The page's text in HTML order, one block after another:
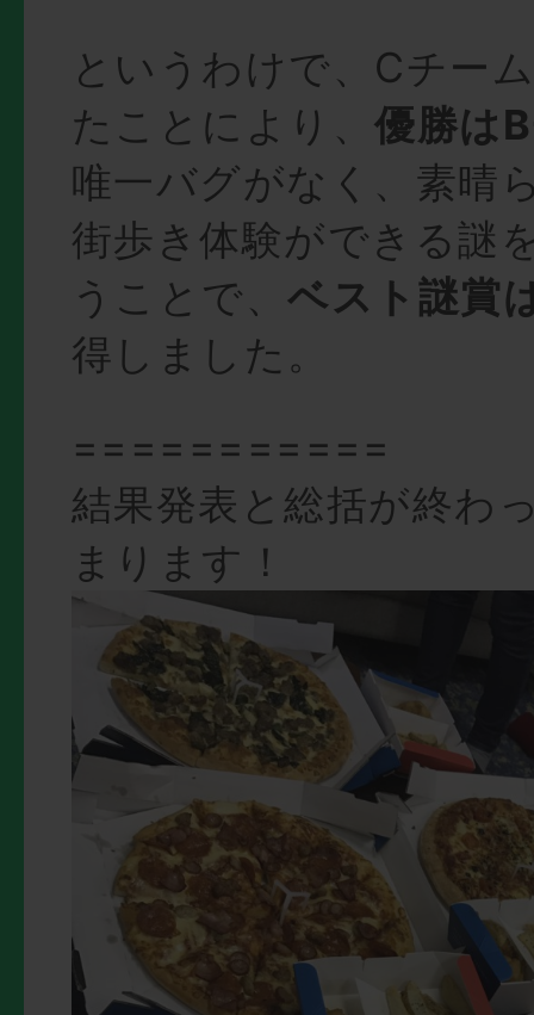
というわけで、Cチー
たことにより、優勝は
唯一バグがなく、素晴
街歩き体験ができる謎
うことで、 ベスト謎賞
得しました。
===========
結果発表と総括が終わ
まります！